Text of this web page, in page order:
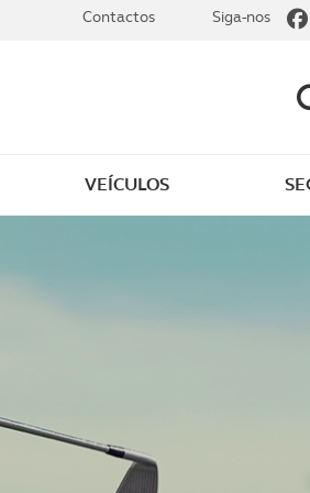
VEÍCULOS
Contactos Siga-nos